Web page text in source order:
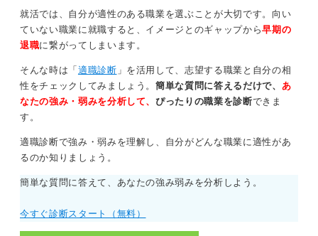
現地の情報に詳しい人に頼るのも良い手段
ントに複数登録しておくのもおすすめです。「カナダ
人材エージェント」などで検索すると、日系・外資系問
わず多くのエージェントが見つかります。彼らは現地の
きか」といったアドバイスも受けられます。
新卒での海外就職は決して簡単ではありませんが、不可
能ではありません。まずは、できることから一歩ずつ手
就活では、自分が適性のある職業を選ぶことが大切です。向い
ていない職業に就職すると、イメージとのギャップから早期の
退職に繋がってしまいます。
そんな時は「 適職診断 」を活用して、志望する職業と自分の相
性をチェックしてみましょう。簡単な質問に答えるだけで、 あ
なたの強み・弱みを分析して、ぴったりの職業を診断できま
す。
適職診断で強み・弱みを理解し、自分がどんな職業に適性があ
るのか知りましょう。
簡単な質問に答えて、あなたの強み弱みを分析しよう。
今すぐ診断スタート（無料）